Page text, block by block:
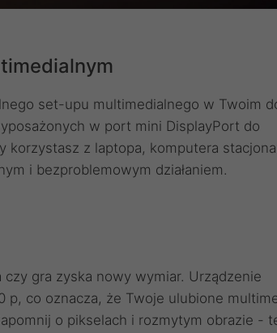
set-upu multimedialnego w Twoim
w port mini DisplayPort do
z laptopa, komputera
i bezproblemowym działaniem.
gra zyska nowy wymiar. Urządzenie
p, co oznacza, że Twoje ulubione
o pikselach i rozmytym obrazie -